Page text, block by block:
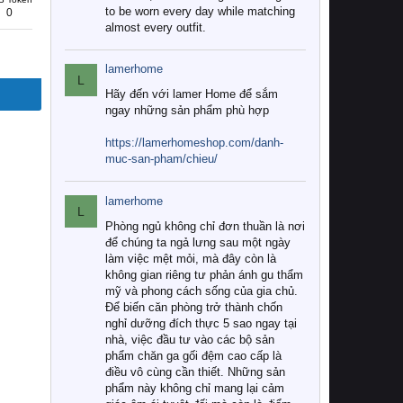
0
to be worn every day while matching
almost every outfit.
L
lamerhome
Hãy đến với lamer Home để sắm
ngay những sản phẩm phù hợp
https://lamerhomeshop.com/danh-
muc-san-pham/chieu/
L
lamerhome
Phòng ngủ không chỉ đơn thuần là nơi
để chúng ta ngả lưng sau một ngày
làm việc mệt mỏi, mà đây còn là
không gian riêng tư phản ánh gu thẩm
mỹ và phong cách sống của gia chủ.
Để biến căn phòng trở thành chốn
nghỉ dưỡng đích thực 5 sao ngay tại
nhà, việc đầu tư vào các bộ sản
phẩm chăn ga gối đệm cao cấp là
điều vô cùng cần thiết. Những sản
phẩm này không chỉ mang lại cảm